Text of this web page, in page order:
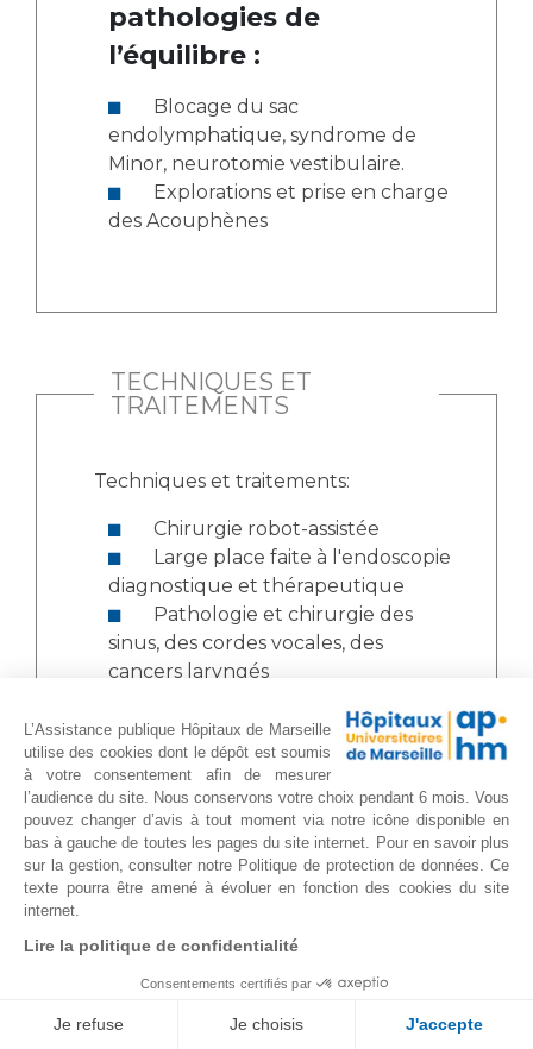
pathologies de
l’équilibre :
endolymphatique, syndrome de
Minor, neurotomie vestibulaire.
des Acouphènes
TECHNIQUES ET
TRAITEMENTS
Techniques et traitements:
Chirurgie robot-assistée
diagnostique et thérapeutique
sinus, des cordes vocales, des
cancers laryngés
pharyngolaryngée en phoniatrie
Analyse acoustique et
aérodynamique des troubles de la
voix et de la parole
Chirurgie sur patient éveillé
Polygraphie (enregistrement
du sommeil) - endoscopie sous
Épreuve Fonctionnelle
Respiratoire nasale :
rhinomanométrie et
L’Assistance publique Hôpitaux de Marseille
utilise des cookies dont le dépôt est soumis
à votre consentement afin de mesurer
l’audience du site. Nous conservons votre choix pendant 6 mois. Vous
pouvez changer d’avis à tout moment via notre icône disponible en
bas à gauche de toutes les pages du site internet. Pour en savoir plus
sur la gestion, consulter notre Politique de protection de données. Ce
texte pourra être amené à évoluer en fonction des cookies du site
internet.
Lire la politique de confidentialité
Consentements certifiés par
Je refuse Je choisis J'accepte